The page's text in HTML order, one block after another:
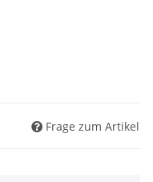
Frage zum Artikel